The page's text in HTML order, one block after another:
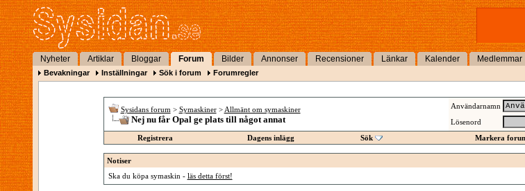
Nyheter Artiklar Bloggar Forum Bilder Annonser Recensioner Länkar Kalender Medlemmar
Bevakningar Inställningar Sök i forum Forumregler
Sysidans forum > Symaskiner > Allmänt om symaskiner
Nej nu får Opal ge plats till något annat
Användarnamn
Lösenord
Registrera
Dagens inlägg Sök Markera
Notiser
Ska du köpa symaskin - läs detta först!